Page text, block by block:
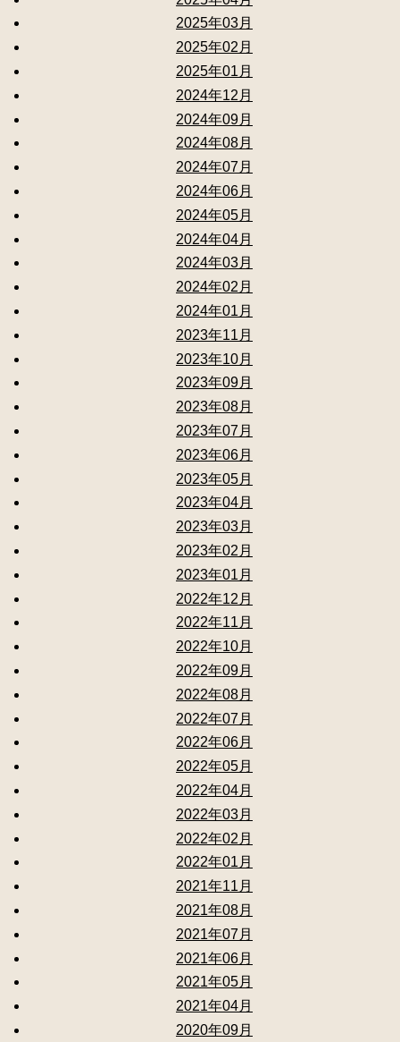
2025年03月
2025年02月
2025年01月
2024年12月
2024年09月
2024年08月
2024年07月
2024年06月
2024年05月
2024年04月
2024年03月
2024年02月
2024年01月
2023年11月
2023年10月
2023年09月
2023年08月
2023年07月
2023年06月
2023年05月
2023年04月
2023年03月
2023年02月
2023年01月
2022年12月
2022年11月
2022年10月
2022年09月
2022年08月
2022年07月
2022年06月
2022年05月
2022年04月
2022年03月
2022年02月
2022年01月
2021年11月
2021年08月
2021年07月
2021年06月
2021年05月
2021年04月
2020年09月